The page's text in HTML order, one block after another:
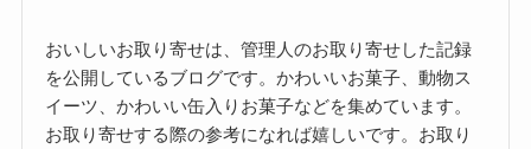
おいしいお取り寄せは、管理人のお取り寄せした記録
を公開しているブログです。かわいいお菓子、動物ス
イーツ、かわいい缶入りお菓子などを集めています。
お取り寄せする際の参考になれば嬉しいです。お取り